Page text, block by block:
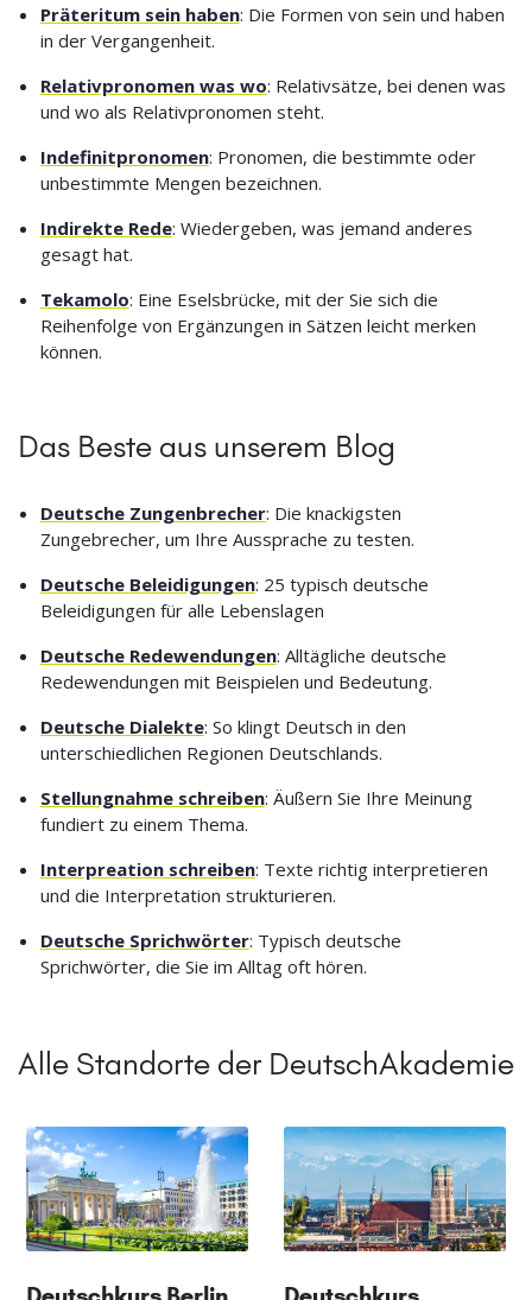
Präteritum sein haben: Die Formen von sein und haben
in der Vergangenheit.
Relativpronomen was wo: Relativsätze, bei denen was
und wo als Relativpronomen steht.
Indefinitpronomen: Pronomen, die bestimmte oder
unbestimmte Mengen bezeichnen.
Indirekte Rede: Wiedergeben, was jemand anderes
gesagt hat.
Tekamolo: Eine Eselsbrücke, mit der Sie sich die
Reihenfolge von Ergänzungen in Sätzen leicht merken
können.
Das Beste aus unserem Blog
Deutsche Zungenbrecher: Die knackigsten
Zungebrecher, um Ihre Aussprache zu testen.
Deutsche Beleidigungen: 25 typisch deutsche
Beleidigungen für alle Lebenslagen
Deutsche Redewendungen: Alltägliche deutsche
Redewendungen mit Beispielen und Bedeutung.
Deutsche Dialekte: So klingt Deutsch in den
unterschiedlichen Regionen Deutschlands.
Stellungnahme schreiben: Äußern Sie Ihre Meinung
fundiert zu einem Thema.
Interpreation schreiben: Texte richtig interpretieren
und die Interpretation strukturieren.
Deutsche Sprichwörter: Typisch deutsche
Sprichwörter, die Sie im Alltag oft hören.
Alle Standorte der DeutschAkademie